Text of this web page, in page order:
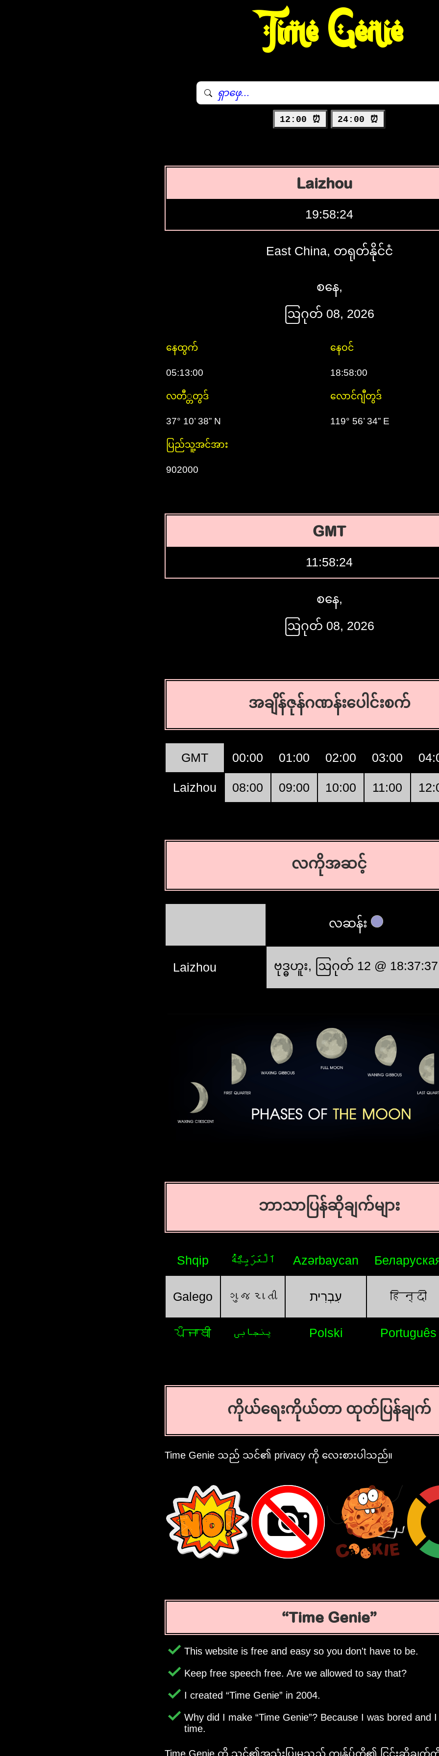
Time Genie
12:00 ⏰ 24:00 ⏰
Laizhou
19:58:25
East China, တရုတ်နိုင်ငံ
စနေ,
ဩဂုတ် 08, 2026
နေထွက် နေဝင်
05:13:00 18:58:00
လတီ္တတွဒ် လောင်ဂျီတွဒ်
37° 10’ 38” N 119° 56’ 34” E
ပြည်သူ့အင်အား
902000
GMT
11:58:25
စနေ,
ဩဂုတ် 08, 2026
အချိန်ဇုန်ဂဏန်းပေါင်းစက်
GMT 00:00 01:00 02:00 03:00
Laizhou 08:00 09:00 10:00 11:00
လကိုအဆင့်
လဆန်း
Laizhou ဗုဒ္ဓဟူး, ဩဂုတ် 12 @ 18:37:37
ဘာသာပြန်ဆိုချက်များ
Shqip اَلْعَرَبِيَّةُ Azərbaycan
Galego ગુજરાતી עִבְרִית हिन्दी
ਪੰਜਾਬੀ پنجابی Polski Português
ကိုယ်ရေးကိုယ်တာ ထုတ်ပြန်ချက်
Time Genie သည် သင်၏ privacy ကို လေးစားပါသည်။
Time Genie
This website is free and easy so you don't have to be.
Keep free speech free. Are we allowed to say that?
I created Time Genie in 2004.
Why did I make Time Genie ? Because I was bored and
time.
Time Genie ကို သင်၏အသုံးပြုမှုသည် ကျွန်ုပ်တို့၏ ငြင်းဆိုချ